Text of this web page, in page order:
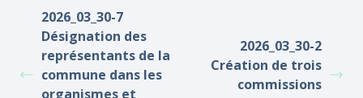
2026_03_30-7
Désignation des
représentants de la
commune dans les
organismes et
2026_03_30-2
Création de trois
commissions